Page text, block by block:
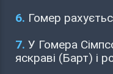
6. Гомер
7. У Гомера
яскраві (Барт) і